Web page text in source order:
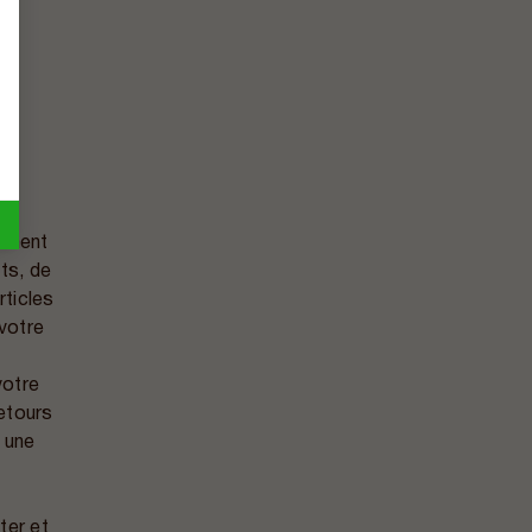
de